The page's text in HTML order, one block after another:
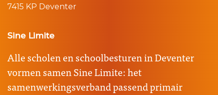
7415 KP Deventer
Sine Limite
Alle scholen en schoolbesturen in Deventer
vormen samen Sine Limite: het
samenwerkingsverband passend primair